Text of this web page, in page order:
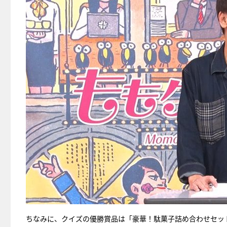
ちなみに、クイズの優勝賞品は「豪華！駄菓子詰め合わせセ